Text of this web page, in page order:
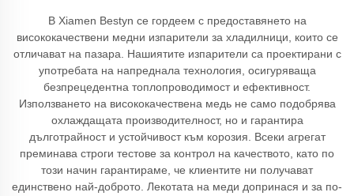
В Xiamen Bestyn се гордеем с предоставянето на
висококачествени медни изпарители за хладилници, които се
отличават на пазара. Нашиятите изпарители са проектирани с
употребата на напреднала технология, осигуряваща
безпрецедентна топлопроводимост и ефективност.
Използването на висококачествена медь не само подобрява
охлаждащата производителност, но и гарантира
дълготрайност и устойчивост към корозия. Всеки агрегат
преминава строги тестове за контрол на качеството, като по
този начин гарантираме, че клиентите ни получават
единствено най-доброто. Лекотата на меди допринася и за по-